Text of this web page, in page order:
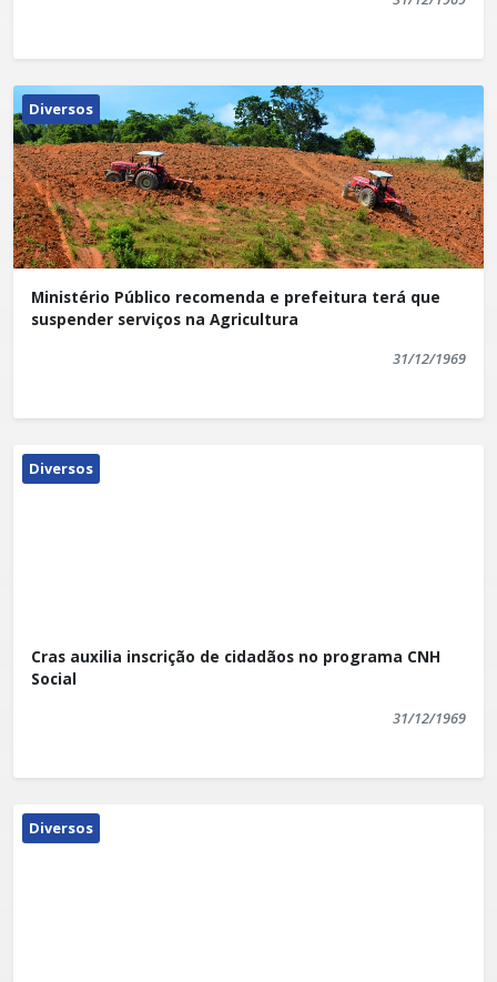
Diversos
Ministério Público recomenda e prefeitura terá que
suspender serviços na Agricultura
31/12/1969
Diversos
Cras auxilia inscrição de cidadãos no programa CNH
Social
31/12/1969
Diversos